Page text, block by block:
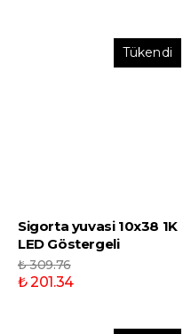
Tükendi
Sigorta yuvasi 10x38 1K
LED Göstergeli
₺ 309.76
₺ 201.34